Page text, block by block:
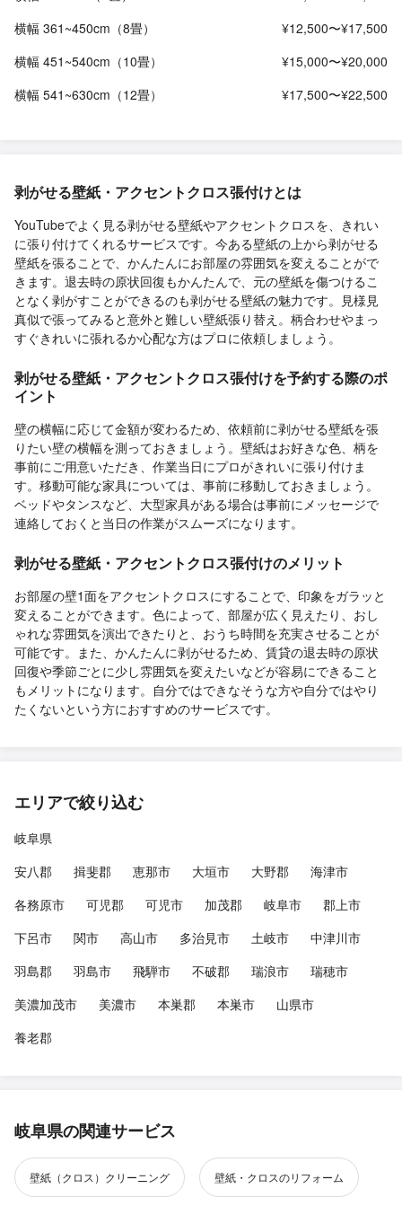
横幅 361~450cm（8畳）
¥12,500〜¥17,500
横幅 451~540cm（10畳）
¥15,000〜¥20,000
横幅 541~630cm（12畳）
¥17,500〜¥22,500
剥がせる壁紙・アクセントクロス張付けとは
YouTubeでよく見る剥がせる壁紙やアクセントクロスを、きれい
に張り付けてくれるサービスです。今ある壁紙の上から剥がせる
壁紙を張ることで、かんたんにお部屋の雰囲気を変えることがで
きます。退去時の原状回復もかんたんで、元の壁紙を傷つけるこ
となく剥がすことができるのも剥がせる壁紙の魅力です。見様見
真似で張ってみると意外と難しい壁紙張り替え。柄合わせやまっ
すぐきれいに張れるか心配な方はプロに依頼しましょう。
剥がせる壁紙・アクセントクロス張付けを予約する際のポ
イント
壁の横幅に応じて金額が変わるため、依頼前に剥がせる壁紙を張
りたい壁の横幅を測っておきましょう。壁紙はお好きな色、柄を
事前にご用意いただき、作業当日にプロがきれいに張り付けま
す。移動可能な家具については、事前に移動しておきましょう。
ベッドやタンスなど、大型家具がある場合は事前にメッセージで
連絡しておくと当日の作業がスムーズになります。
剥がせる壁紙・アクセントクロス張付けのメリット
お部屋の壁1面をアクセントクロスにすることで、印象をガラッと
変えることができます。色によって、部屋が広く見えたり、おし
ゃれな雰囲気を演出できたりと、おうち時間を充実させることが
可能です。また、かんたんに剥がせるため、賃貸の退去時の原状
回復や季節ごとに少し雰囲気を変えたいなどが容易にできること
もメリットになります。自分ではできなそうな方や自分ではやり
たくないという方におすすめのサービスです。
エリアで絞り込む
岐阜県
安八郡
揖斐郡 恵那市 大垣市 大野郡
海津市
各務原市
可児郡 可児市 加茂郡 岐阜市
郡上市
下呂市
関市 高山市 多治見市 土岐市
中津川市
羽島郡
羽島市 飛騨市 不破郡 瑞浪市
瑞穂市
美濃加茂市
美濃市 本巣郡 本巣市
山県市
養老郡
岐阜県の関連サービス
壁紙（クロス）クリーニング 壁紙・クロスのリフォーム